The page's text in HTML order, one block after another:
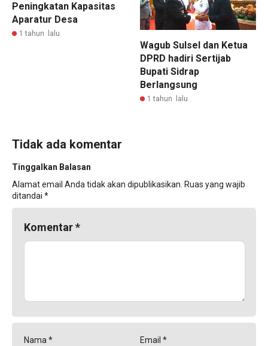
Peningkatan Kapasitas
Aparatur Desa
1 tahun lalu
Wagub Sulsel dan Ketua
DPRD hadiri Sertijab
Bupati Sidrap
Berlangsung
1 tahun lalu
Tidak ada komentar
Tinggalkan Balasan
Alamat email Anda tidak akan dipublikasikan. Ruas yang wajib
ditandai *
Komentar*
Nama* Email *